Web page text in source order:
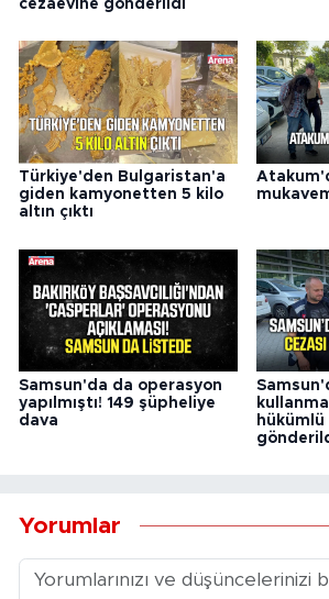
cezaevine gönderildi
Türkiye'den Bulgaristan'a
giden kamyonetten 5 kilo
altın çıktı
Samsun'da da operasyon
yapılmıştı! 149 şüpheliye
dava
hükümlü
Yorumlar